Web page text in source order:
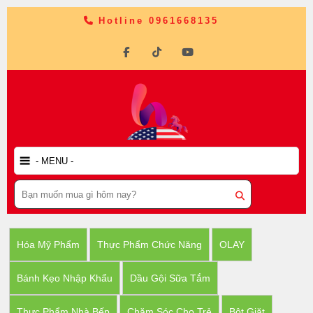
Hotline 0961668135
Hóa Mỹ Phẩm Thực Phẩm Chức Năng OLAY
Bánh Kẹo Nhập Khẩu Dầu Gội Sữa Tắm